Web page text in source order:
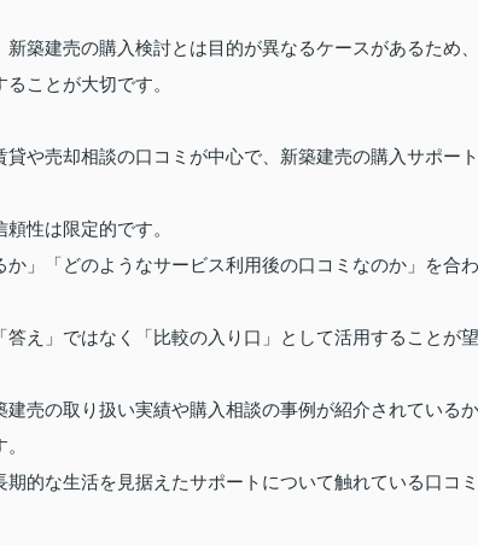
築建売の購入検討とは目的が異なるケースがあるため、
ことが大切です。
や売却相談の口コミが中心で、新築建売の購入サポート
性は限定的です。
」「どのようなサービス利用後の口コミなのか」を合わ
え」ではなく「比較の入り口」として活用することが望
売の取り扱い実績や購入相談の事例が紹介されているか
的な生活を見据えたサポートについて触れている口コミ